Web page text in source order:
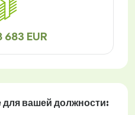
683 EUR
вашей должности: